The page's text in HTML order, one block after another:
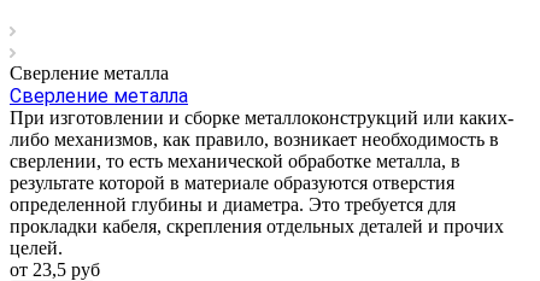
Сверление металла
Сверление металла
При изготовлении и сборке металлоконструкций или каких-
либо механизмов, как правило, возникает необходимость в
сверлении, то есть механической обработке металла, в
результате которой в материале образуются отверстия
определенной глубины и диаметра. Это требуется для
прокладки кабеля, скрепления отдельных деталей и прочих
целей.
от 23,5 руб